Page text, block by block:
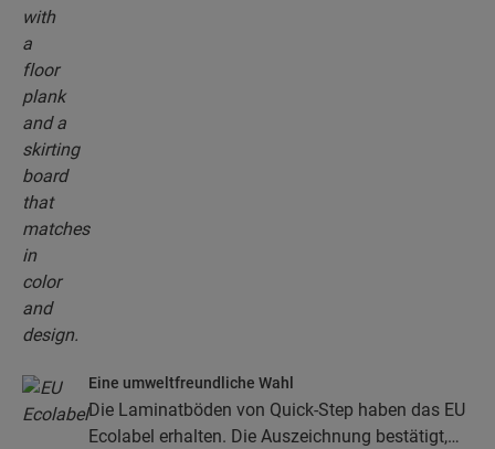
Eine umweltfreundliche Wahl
Die Laminatböden von Quick-Step haben das EU
Ecolabel erhalten. Die Auszeichnung bestätigt,